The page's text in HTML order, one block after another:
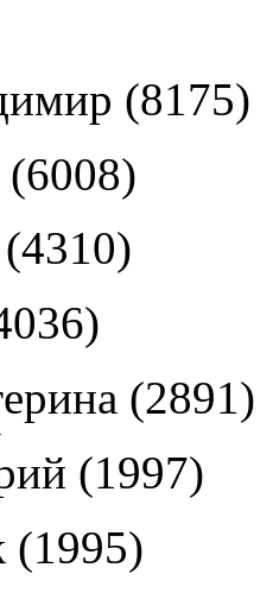
(8175)
(2891)
(1997)
(1995)